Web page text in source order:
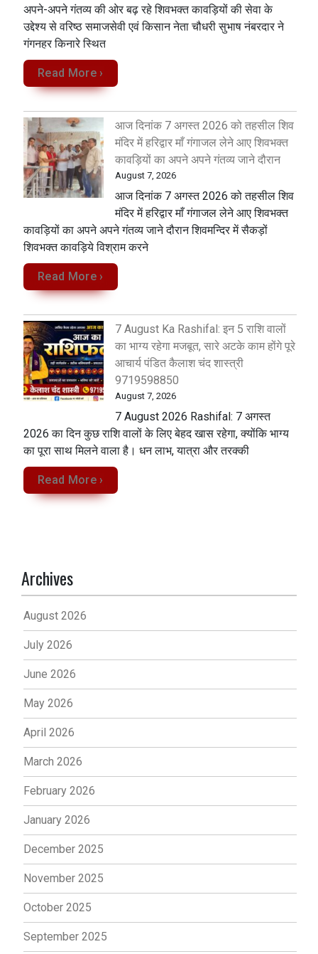
अपने-अपने गंतव्य की ओर बढ़ रहे शिवभक्त कावड़ियों की सेवा के
उद्देश्य से वरिष्ठ समाजसेवी एवं किसान नेता चौधरी सुभाष नंबरदार ने
गंगनहर किनारे स्थित
Read More ›
आज दिनांक 7 अगस्त 2026 को तहसील शिव
मंदिर में हरिद्वार माँ गंगाजल लेने आए शिवभक्त
कावड़ियों का अपने अपने गंतव्य जाने दौरान
August 7, 2026
आज दिनांक 7 अगस्त 2026 को तहसील शिव
मंदिर में हरिद्वार माँ गंगाजल लेने आए शिवभक्त
कावड़ियों का अपने अपने गंतव्य जाने दौरान शिवमन्दिर में सैकड़ों
शिवभक्त कावड़िये विश्राम करने
Read More ›
7 August Ka Rashifal: इन 5 राशि वालों
का भाग्य रहेगा मजबूत, सारे अटके काम होंगे पूरे
आचार्य पंडित कैलाश चंद शास्त्री
9719598850
August 7, 2026
7 August 2026 Rashifal: 7 अगस्त
2026 का दिन कुछ राशि वालों के लिए बेहद खास रहेगा, क्योंकि भाग्य
का पूरा साथ मिलने वाला है। धन लाभ, यात्रा और तरक्की
Read More ›
Archives
August 2026
July 2026
June 2026
May 2026
April 2026
March 2026
February 2026
January 2026
December 2025
November 2025
October 2025
September 2025